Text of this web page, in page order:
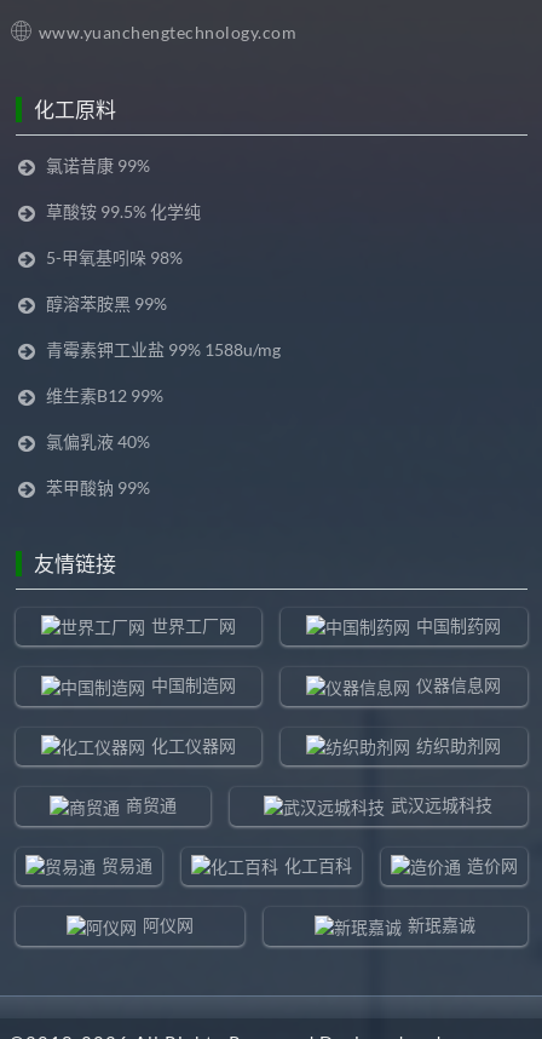
www.yuanchengtechnology.com
化工原料
氯诺昔康 99%
草酸铵 99.5% 化学纯
5-甲氧基吲哚 98%
醇溶苯胺黑 99%
青霉素钾工业盐 99% 1588u/mg
维生素B12 99%
氯偏乳液 40%
苯甲酸钠 99%
友情链接
世界工厂网 中国制药网
中国制造网 仪器信息网
化工仪器网 纺织助剂网
商贸通 武汉远城科技
贸易通 化工百科 造价网
阿仪网 新珉嘉诚